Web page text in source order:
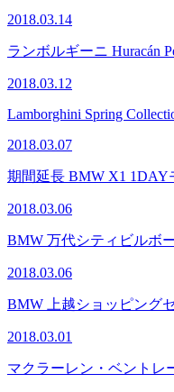
2018.03.14
ランボルギーニ Huracán
2018.03.12
Lamborghini Spring
2018.03.07
期間延長 BMW X1 1DAY
2018.03.06
BMW 万代シティビルボ
2018.03.06
BMW 上越ショッピング
2018.03.01
マクラーレン・ベントレ